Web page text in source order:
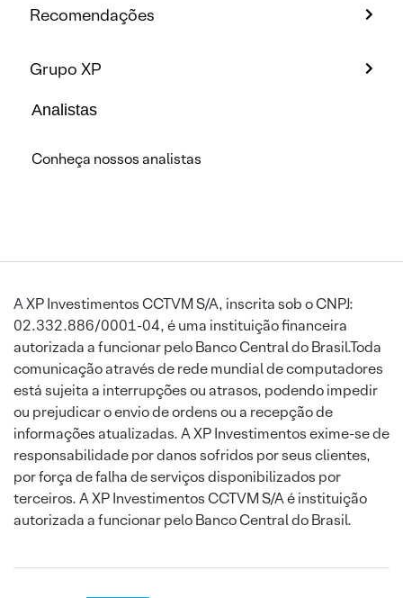
Recomendações
Grupo XP
Analistas
Conheça nossos analistas
A XP Investimentos CCTVM S/A, inscrita sob o CNPJ:
02.332.886/0001-04, é uma instituição financeira
autorizada a funcionar pelo Banco Central do Brasil.Toda
comunicação através de rede mundial de computadores
está sujeita a interrupções ou atrasos, podendo impedir
ou prejudicar o envio de ordens ou a recepção de
informações atualizadas. A XP Investimentos exime-se de
responsabilidade por danos sofridos por seus clientes,
por força de falha de serviços disponibilizados por
terceiros. A XP Investimentos CCTVM S/A é instituição
autorizada a funcionar pelo Banco Central do Brasil.